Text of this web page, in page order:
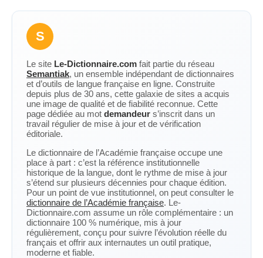
S
Le site Le-Dictionnaire.com fait partie du réseau
Semantiak, un ensemble indépendant de dictionnaires
et d’outils de langue française en ligne. Construite
depuis plus de 30 ans, cette galaxie de sites a acquis
une image de qualité et de fiabilité reconnue. Cette
page dédiée au mot demandeur s’inscrit dans un
travail régulier de mise à jour et de vérification
éditoriale.
Le dictionnaire de l’Académie française occupe une
place à part : c’est la référence institutionnelle
historique de la langue, dont le rythme de mise à jour
s’étend sur plusieurs décennies pour chaque édition.
Pour un point de vue institutionnel, on peut consulter le
dictionnaire de l’Académie française. Le-
Dictionnaire.com assume un rôle complémentaire : un
dictionnaire 100 % numérique, mis à jour
régulièrement, conçu pour suivre l’évolution réelle du
français et offrir aux internautes un outil pratique,
moderne et fiable.